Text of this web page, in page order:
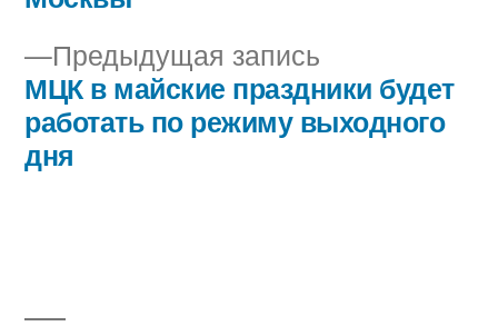
записям
Предыдущая запись
запись:
МЦК в майские праздники будет
работать по режиму выходного
дня